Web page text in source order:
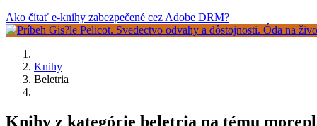
Ako čítať e-knihy zabezpečené cez Adobe DRM?
Knihy
Beletria
Knihy z kategórie beletria na tému